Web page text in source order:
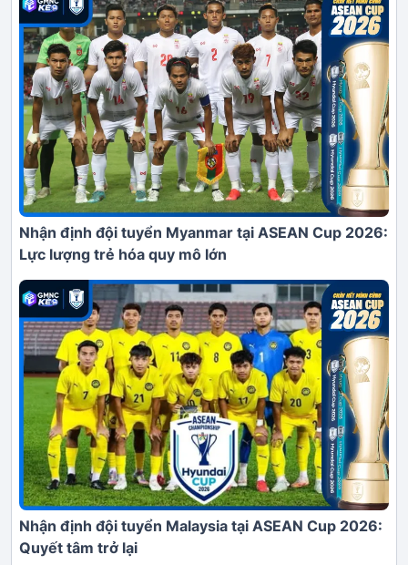
Nhận định đội tuyển Myanmar tại ASEAN Cup 2026:
Lực lượng trẻ hóa quy mô lớn
Nhận định đội tuyển Malaysia tại ASEAN Cup 2026:
Quyết tâm trở lại